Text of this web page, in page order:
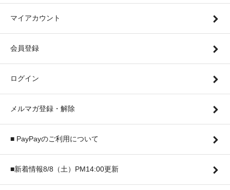
マイアカウント
会員登録
ログイン
メルマガ登録・解除
■ PayPayのご利用について
■新着情報8/8（土）PM14:00更新